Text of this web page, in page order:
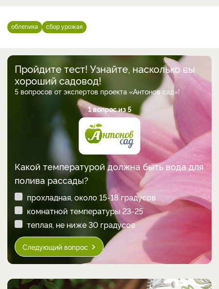
облепиха сбор урожая
Пройдите тест! Узнайте, насколько вы
хороший садовод!
5 вопросов от экспертов проекта «Антонов сад»!
1 вопрос из 5
Какой температурой должна быть вода для
полива рассады?
прохладная, около 15-18 градусов
комнатной температуры 23-25
теплая, не ниже 30 градусов
Следующий вопрос